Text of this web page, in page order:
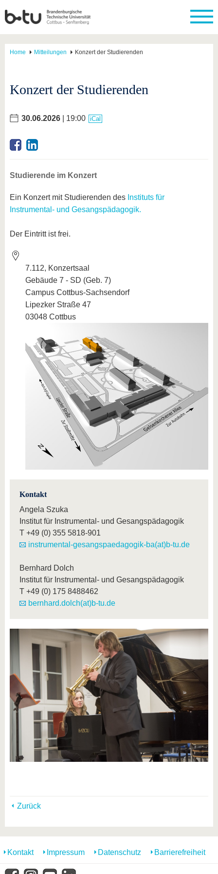
Home Mitteilungen Konzert der Studierenden
Konzert der Studierenden
30.06.2026 | 19:00 iCal
Studierende im Konzert
Ein Konzert mit Studierenden des Instituts für
Instrumental- und Gesangspädagogik.
Der Eintritt ist frei.
7.112, Konzertsaal
Gebäude 7 - SD (Geb. 7)
Campus Cottbus-Sachsendorf
Lipezker Straße 47
03048 Cottbus
Kontakt
Angela Szuka
Institut für Instrumental- und Gesangspädagogik
T +49 (0) 355 5818-901
instrumental-gesangspaedagogik-ba(at)b-tu.de
Bernhard Dolch
Institut für Instrumental- und Gesangspädagogik
T +49 (0) 175 8488462
bernhard.dolch(at)b-tu.de
Zurück
Kontakt Impressum Datenschutz Barrierefreiheit